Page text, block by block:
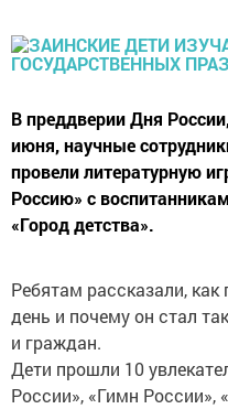
В преддверии Дня
июня, научные
провели литературную
Россию» с
«Город детства».
Ребятам рассказали,
день и почему он стал
и граждан.
Дети прошли 10
России», «Гимн России»,